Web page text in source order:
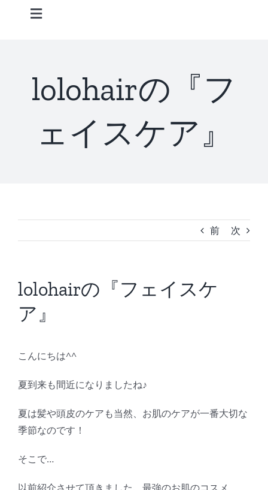
Toggle
Information
STAFF
ACCESS
BLOG
Reservation
lolohairの『フ
ェイスケア』
前 次
lolohairの『フェイスケ
ア』
こんにちは^^
夏到来も間近になりましたね♪
夏は髪や頭皮のケアも当然、お肌のケアが一番大切な
季節なのです！
そこで…